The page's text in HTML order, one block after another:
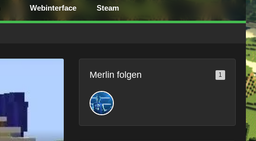
Webinterface Steam
Merlin folgen 1